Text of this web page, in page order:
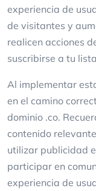
experiencia de
de visitantes y
realicen acciones
suscribirse a tu
Al implementar
en el camino
dominio .co.
contenido
utilizar publicidad
participar en
experiencia de